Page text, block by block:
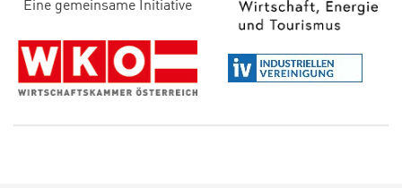
Eine gemeinsame Initiative